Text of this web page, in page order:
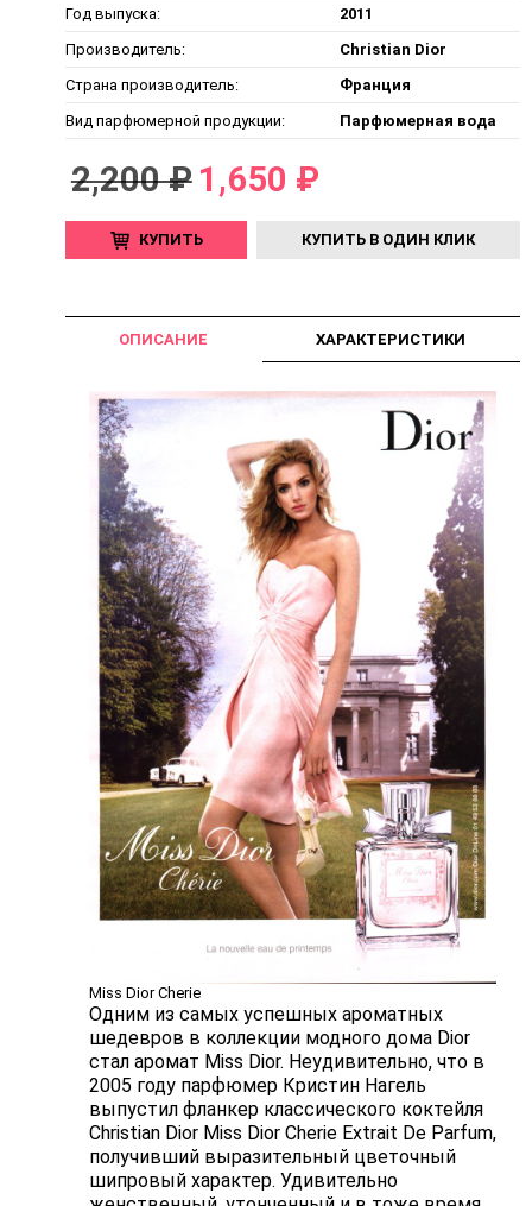
Год выпуска:
2011
Производитель:
Christian Dior
Страна производитель:
Франция
Вид парфюмерной продукции:
Парфюмерная вода
2,200 ₽ 1,650 ₽
КУПИТЬ КУПИТЬ В ОДИН КЛИК
ОПИСАНИЕ ХАРАКТЕРИСТИКИ
Miss Dior Cherie
Одним из самых успешных ароматных
шедевров в коллекции модного дома Dior
стал аромат Miss Dior. Неудивительно, что в
2005 году парфюмер Кристин Нагель
выпустил фланкер классического коктейля
Christian Dior Miss Dior Cherie Extrait De Parfum,
получивший выразительный цветочный
шипровый характер. Удивительно